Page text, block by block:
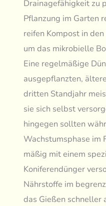
Drainagefähigkeit zu
Pflanzung im Garten
reifen Kompost in
um das mikrobielle
Eine regelmäßige
ausgepflanzten,
dritten Standjahr
sie sich selbst
hingegen sollten
Wachstumsphase im
mäßig mit einem
Koniferendünger
Nährstoffe im
das Gießen schneller